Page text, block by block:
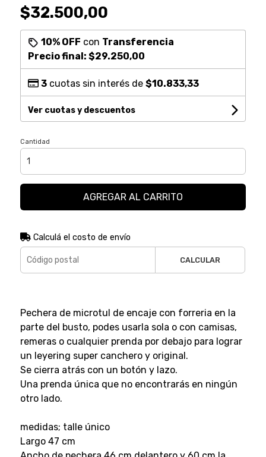
$32.500,00
10% OFF con Transferencia
Precio final: $29.250,00
3cuotas sin interés de $10.833,33
Ver cuotas y descuentos
Cantidad
AGREGAR AL CARRITO
Calculá el costo de envío
CALCULAR
Pechera de microtul de encaje con forreria en la
parte del busto, podes usarla sola o con camisas,
remeras o cualquier prenda por debajo para lograr
un leyering super canchero y original.
Se cierra atrás con un botón y lazo.
Una prenda única que no encontrarás en ningún
otro lado.
medidas; talle único
Largo 47 cm